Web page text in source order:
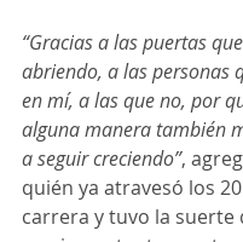
“Gracias a las puertas
abriendo, a las personas
en mí, a las que no, por
alguna manera también
a seguir creciendo”,
quién ya atravesó los
carrera y tuvo la suerte